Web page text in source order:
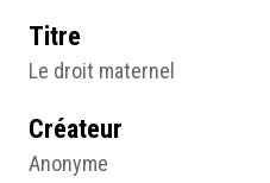
Titre
Le droit maternel
Créateur
Anonyme